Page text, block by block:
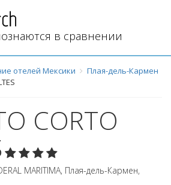
в сравнении
отелей Мексики
Плая-дель-Кармен
CORTO
MARITIMA, Плая-дель-Кармен,